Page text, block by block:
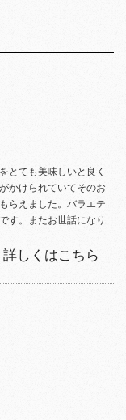
とても美味しいと良く
かけられていてそのお
らえました。バラエテ
す。またお世話になり
詳しくはこちら